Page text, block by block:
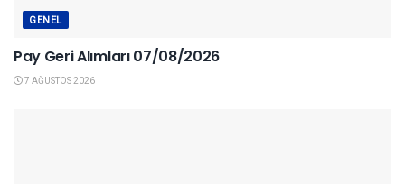
GENEL
Pay Geri Alımları 07/08/2026
7 AĞUSTOS 2026